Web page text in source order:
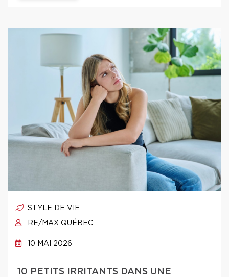
STYLE DE VIE
RE/MAX QUÉBEC
10 MAI 2026
10 PETITS IRRITANTS DANS UNE